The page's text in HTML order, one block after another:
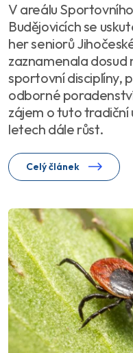
V areálu
Budějovicích se
her seniorů
zaznamenala dosud
sportovní disciplíny,
odborné
zájem o tuto tradiční
letech dále růst.
Celý článek